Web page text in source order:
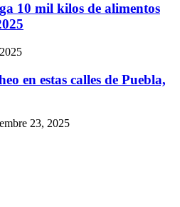
10 mil kilos de alimentos
en estas calles de Puebla,
23, 2025